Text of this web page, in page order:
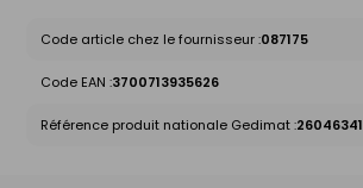
Code article chez le fournisseur :087175
Code EAN :3700713935626
Référence produit nationale Gedimat :26046341